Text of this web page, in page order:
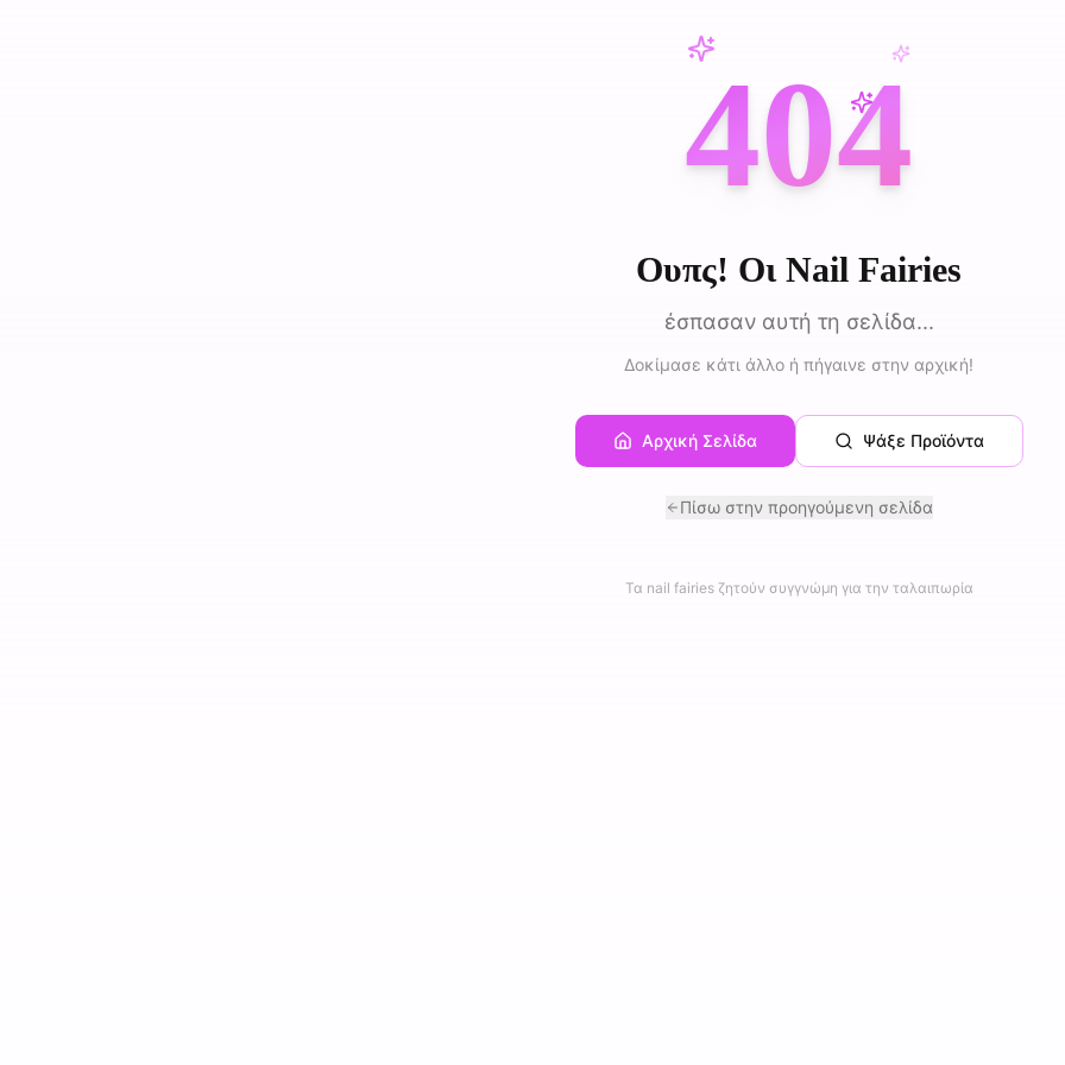
404
Ουπς! Οι Nail Fairies
έσπασαν αυτή τη σελίδα...
Δοκίμασε κάτι άλλο ή πήγαινε στην αρχική!
Αρχική Σελίδα Ψάξε Προϊόντα
Πίσω στην προηγούμενη σελίδα
Τα nail fairies ζητούν συγγνώμη για την ταλαιπωρία